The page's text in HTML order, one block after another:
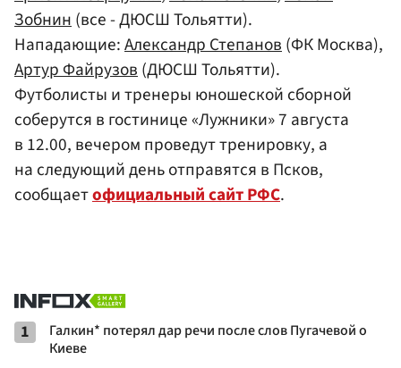
Зобнин(все - ДЮСШ Тольятти).
Нападающие:Александр Степанов(ФК Москва),
Артур Файрузов(ДЮСШ Тольятти).
Футболисты и тренеры юношеской сборной
соберутся в гостинице «Лужники» 7 августа
в 12.00, вечером проведут тренировку, а
на следующий день отправятся в Псков,
сообщаетофициальный сайт РФС.
1
Галкин* потерял дар речи после слов Пугачевой о
Киеве